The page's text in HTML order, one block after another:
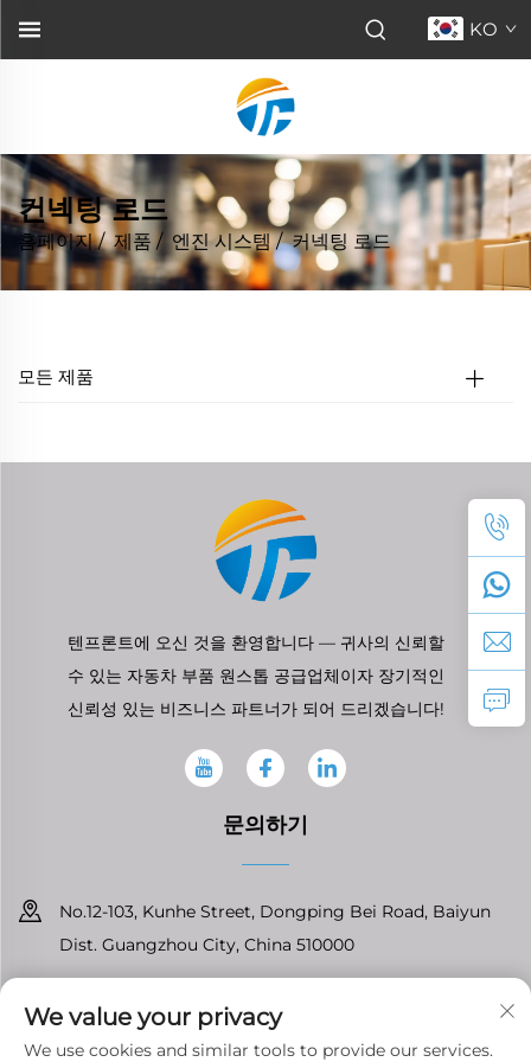
KO
컨넥팅 로드
홈페이지/제품 / 엔진 시스템/커넥팅 로드
모든 제품
텐프론트에 오신 것을 환영합니다 — 귀사의 신뢰할
수 있는 자동차 부품 원스톱 공급업체이자 장기적인
신뢰성 있는 비즈니스 파트너가 되어 드리겠습니다!
문의하기
No.12-103, Kunhe Street, Dongping Bei Road, Baiyun
Dist. Guangzhou City, China 510000
[email protected]
We value your privacy
We use cookies and similar tools to provide our services.